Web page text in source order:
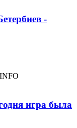
-
игра была